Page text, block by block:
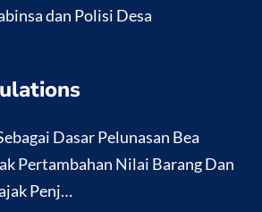
dan Polisi Desa
Dasar Pelunasan Bea
Pertambahan Nilai Barang Dan
Penj…